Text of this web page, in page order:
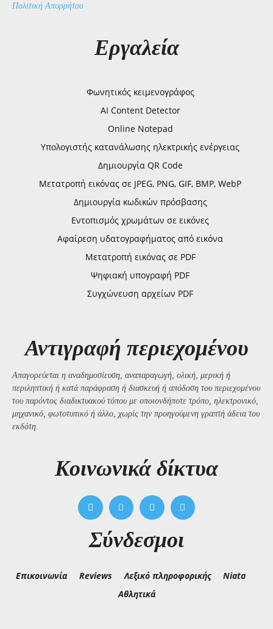
Πολιτική Απορρήτου
Εργαλεία
Φωνητικός κειμενογράφος
AI Content Detector
Online Notepad
Υπολογιστής κατανάλωσης ηλεκτρικής ενέργειας
Δημιουργία QR Code
Μετατροπή εικόνας σε JPEG, PNG, GIF, BMP, WebP
Δημιουργία κωδικών πρόσβασης
Εντοπισμός χρωμάτων σε εικόνες
Αφαίρεση υδατογραφήματος από εικόνα
Μετατροπή εικόνας σε PDF
Ψηφιακή υπογραφή PDF
Συγχώνευση αρχείων PDF
Αντιγραφή περιεχομένου
Απαγορεύεται η αναδημοσίευση, αναπαραγωγή, ολική, μερική ή
περιληπτική ή κατά παράφραση ή διασκευή ή απόδοση του περιεχομένου
του παρόντος διαδικτυακού τόπου με οποιονδήποτε τρόπο, ηλεκτρονικό,
μηχανικό, φωτοτυπικό ή άλλο, χωρίς την προηγούμενη γραπτή άδεια του
εκδότη.
Kοινωνικά δίκτυα
Σύνδεσμοι
Επικοινωνία Reviews Λεξικό πληροφορικής
Niata
Αθλητικά